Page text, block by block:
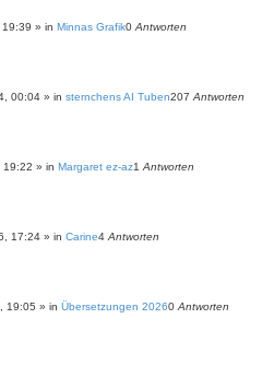
19:39 » in Minnas Grafik0 Antworten
00:04 » in sternchens AI Tuben207 Antworten
19:22 » in Margaret ez-az1 Antworten
17:24 » in Carine4 Antworten
19:05 » in Übersetzungen 20260 Antworten